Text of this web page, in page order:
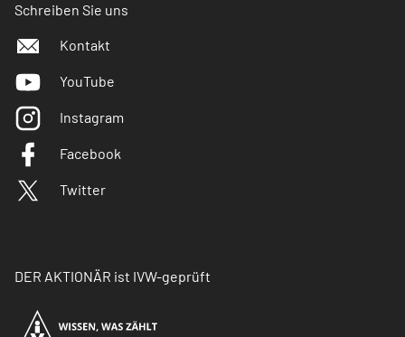
Schreiben Sie uns
Kontakt
YouTube
Instagram
Facebook
Twitter
DER AKTIONÄR ist IVW-geprüft